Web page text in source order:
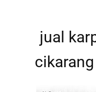
jual